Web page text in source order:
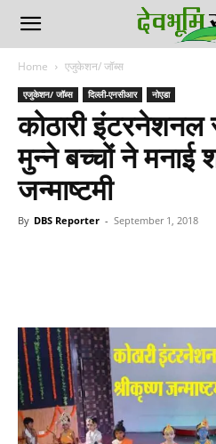
Home एजुकेशन/ जॉब्स
एजुकेशन/ जॉब्स दिल्ली-एनसीआर नोएडा
कोठारी
मुन्ने बच्चों ने मनाई
जन्माष्टमी
By DBS Reporter - September 1, 2018